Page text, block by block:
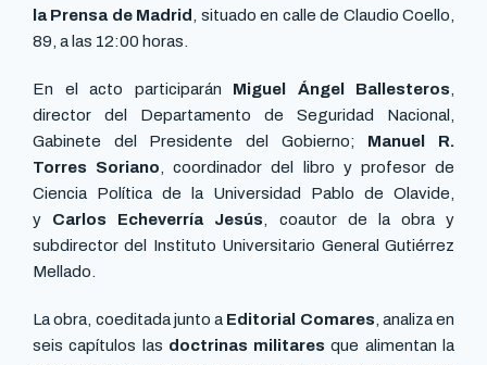
la Prensa de Madrid, situado en calle de Claudio Coello,
89, a las 12:00 horas.
En el acto participarán Miguel Ángel Ballesteros,
director del Departamento de Seguridad Nacional,
Gabinete del Presidente del Gobierno; Manuel R.
Torres Soriano, coordinador del libro y profesor de
Ciencia Política de la Universidad Pablo de Olavide,
y Carlos Echeverría Jesús, coautor de la obra y
subdirector del Instituto Universitario General Gutiérrez
Mellado.
La obra, coeditada junto a Editorial Comares, analiza en
seis capítulos las doctrinas militares que alimentan la